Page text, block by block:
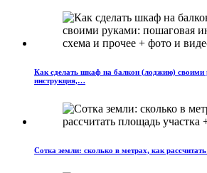
Как сделать шкаф на балкон (лоджию)
инструкция,…
Сотка земли: сколько в метрах, как